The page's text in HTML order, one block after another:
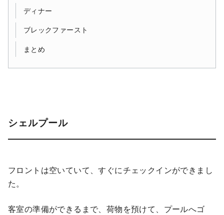
ディナー
ブレックファースト
まとめ
シェルプール
フロントは空いていて、すぐにチェックインができまし
た。
客室の準備ができるまで、荷物を預けて、プールへゴ